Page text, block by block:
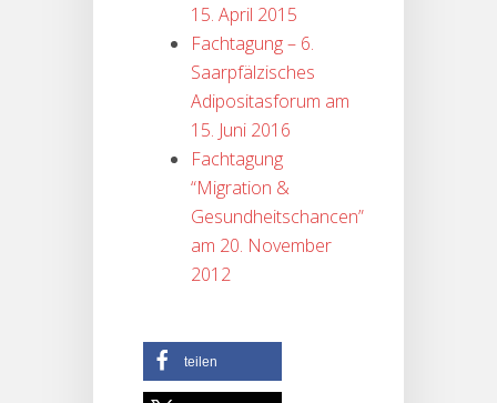
15. April 2015
Fachtagung – 6.
Saarpfälzisches
Adipositasforum am
15. Juni 2016
Fachtagung
“Migration &
Gesundheitschancen”
am 20. November
2012
teilen